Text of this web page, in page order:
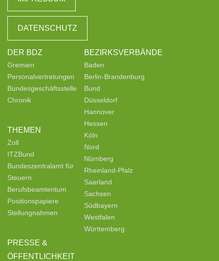
DATENSCHUTZ
DER BDZ
Gremien
Personalvertretungen
Bundesgeschäftsstelle
Chronik
THEMEN
Zoll
ITZBund
Bundeszentralamt für
Steuern
Berufsbeamtentum
Positionspapiere
Stellungnahmen
PRESSE &
ÖFFENTLICHKEIT
BEZIRKSVERBÄNDE
Baden
Berlin-Brandenburg
Bund
Düsseldorf
Hannover
Hessen
Köln
Nord
Nürnberg
Rheinland-Pfalz
Saarland
Sachsen
Südbayern
Westfalen
Württemberg